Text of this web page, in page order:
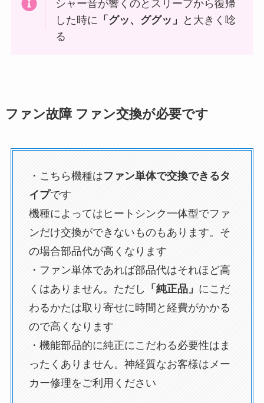
シャー音が響くのとスリープから復帰
した時に 「グッ、ググッ」
と大きく唸
る
ファン故障 ファン交換が必要です
・こちら機種はファン単体で交換できるタ
イプです
機種によってはヒートシンク一体型でファ
ンだけ交換ができないものもあります。そ
の場合部品代が高くなります
・ファン単体であれば部品代はそれほど高
くはありません。ただし
「純正品」 にこだ
わるかたは取り寄せに時間と経費がかかる
ので高くなります
・機能部品的に純正にこだわる必要性はま
ったくありません。神経質なお客様はメー
カー修理をご利用ください